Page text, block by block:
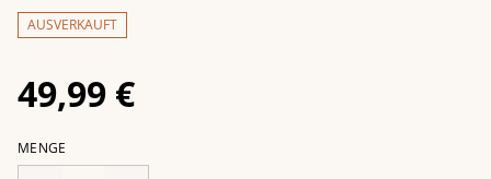
AUSVERKAUFT
49,99 €
MENGE